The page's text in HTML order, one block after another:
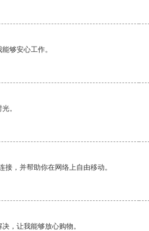
够安心工作。
。
，并帮助你在网络上自由移动。
，让我能够放心购物。